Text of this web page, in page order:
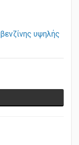
υψηλής